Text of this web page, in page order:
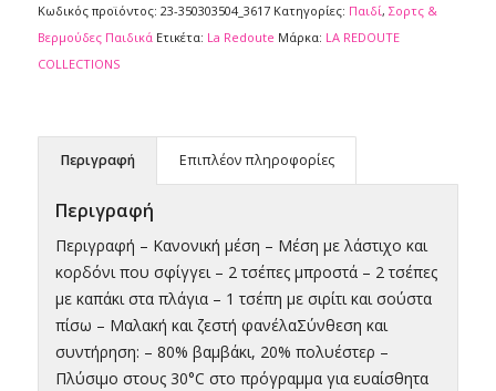
Κωδικός προϊόντος: 23-350303504_3617 Κατηγορίες: Παιδί, Σορτς &
Βερμούδες Παιδικά Ετικέτα: La Redoute Μάρκα: LA REDOUTE
COLLECTIONS
Περιγραφή Επιπλέον πληροφορίες
Περιγραφή
Περιγραφή – Κανονική μέση – Μέση με λάστιχο και
κορδόνι που σφίγγει – 2 τσέπες μπροστά – 2 τσέπες
με καπάκι στα πλάγια – 1 τσέπη με σιρίτι και σούστα
πίσω – Μαλακή και ζεστή φανέλαΣύνθεση και
συντήρηση: – 80% βαμβάκι, 20% πολυέστερ –
Πλύσιμο στους 30°C στο πρόγραμμα για ευαίσθητα